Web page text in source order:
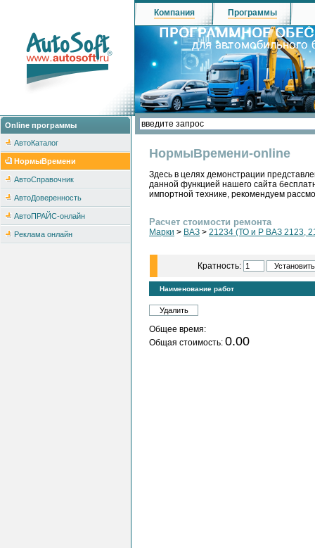
Online программы
АвтоКаталог
НормыВремени
АвтоСправочник
АвтоДоверенность
АвтоПРАЙС-онлайн
Реклама онлайн
Компания Программы
НормыВремени-online
Здесь в целях демонстрации
данной функцией нашего сайта
импортной технике, рекомендуем
Расчет стоимости ремонта
Марки > ВАЗ > 21234 (ТО и Р ВАЗ 2123,
Кратность:
Наименование работ
Общее время:
Общая стоимость: 0.00